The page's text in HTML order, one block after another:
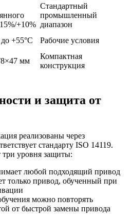
+10%
Стандартный
промышленный
диапазон
+55°C
Рабочие условия
мм
Компактная
конструкция
и защита от
реализованы через
стандарту ISO 14119.
три уровня защиты:
любой подходящий привод
только привод, обученный при
можно повторять
от быстрой замены привода